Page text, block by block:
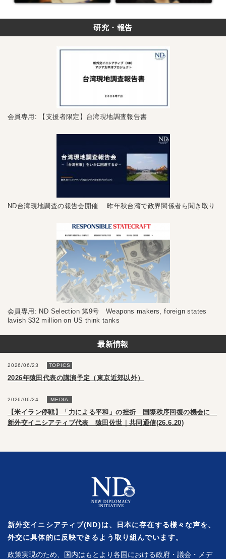
研究・報告
会員専用: 【支援者限定】台湾現地調査報告書
ND台湾現地調査の報告会開催 昨年秋台湾で政界関係者ら聞き取り
会員専用: ND Selection 第9号 Weapons makers, foreign states
lavish $32 million on US think tanks
最新情報
2026/06/23 TOPICS
2026年猿田代表の講演予定（東京近郊以外）
2026/06/24 MEDIA
【米イラン停戦】「力による平和」の挫折 国際秩序回復の機会に
新外交イニシアティブ代表 猿田佐世｜共同通信(26.6.20)
新外交イニシアティブ(ND)は、日本に存在する様々な声を、
外交に具体的に反映できるよう取り組んでいます。
政策実現のため、国内はもとより各国における政府・議会・メデ